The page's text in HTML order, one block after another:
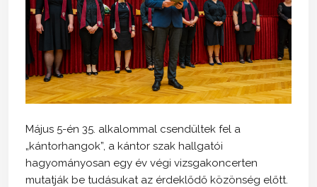
Május 5-én 35. alkalommal csendültek fel a
„kántorhangok”, a kántor szak hallgatói
hagyományosan egy év végi vizsgakoncerten
mutatják be tudásukat az érdeklődő közönség előtt.